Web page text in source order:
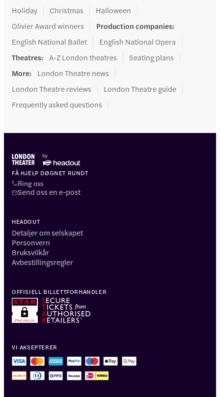
Holiday
Christmas
Halloween
Olivier Award winners
Production companies:
English National Ballet
English National Opera
Theatres: A-Z London theatres
Seating plans
More:
London Theatre news
London Theatre reviews
London Theatre guide
Frequently asked questions
FÅ HJELP DØGNET RUNDT
Ring oss
Send oss en e-post
HEADOUT
Detaljer om selskapet
Personvern
Bruksvilkår
Avbestillingsregler
VI AKSEPTERER
OFFISIELL BILLETTFORHANDLER